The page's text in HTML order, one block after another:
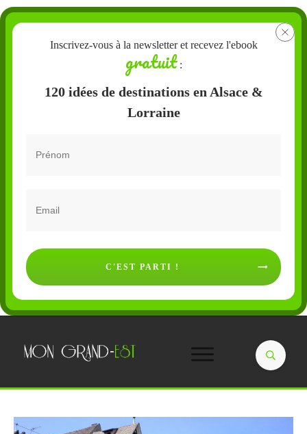
Inscrivez-vous à la newsletter et recevez l'ebook
gratuit:
120 idées de destinations en Alsace &
Lorraine
C'EST PARTI !